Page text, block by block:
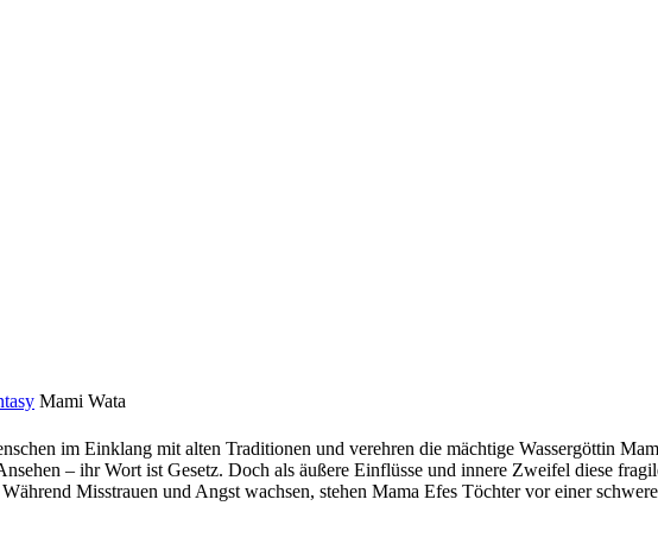
Mami Wata
im Einklang mit alten Traditionen und verehren die mächtige Wassergöttin
– ihr Wort ist Gesetz. Doch als äußere Einflüsse und innere Zweifel diese
Misstrauen und Angst wachsen, stehen Mama Efes Töchter vor einer